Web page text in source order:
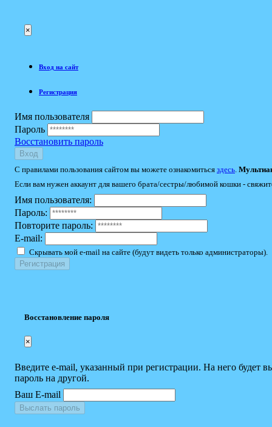
×
Вход на сайт
Регистрация
Имя пользователя
Пароль
Восстановить пароль
Вход
С правилами пользования сайтом вы можете ознакомиться здесь
Если вам нужен аккаунт для вашего брата/сестры/любимой кошки -
Имя пользователя:
Пароль:
Повторите пароль:
E-mail:
Скрывать мой e-mail на сайте (будут видеть только администраторы).
Восстановление пароля
×
Введите e-mail, указанный при регистрации. На него будет
пароль на другой.
Ваш E-mail
Выслать пароль